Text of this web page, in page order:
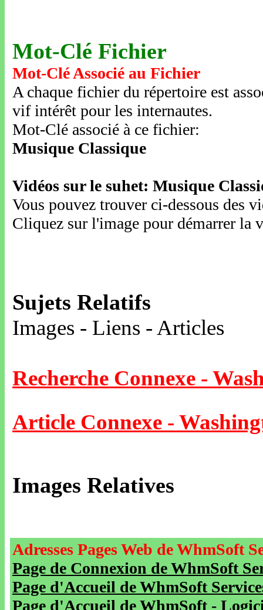
Mot-Clé Fichier
Mot-Clé Associé au Fichier
A chaque fichier du répertoire est
vif intérêt pour les internautes.
Mot-Clé associé à ce fichier:
Musique Classique
Vidéos sur le suhet: Musique
Vous pouvez trouver ci-dessous des
Cliquez sur l'image pour démarrer la
Sujets Relatifs
Images - Liens - Articles
Recherche Connexe -
Article Connexe -
Images Relatives
Adresses Pages Web de WhmSoft
Page de Connexion de WhmSoft
Page d'Accueil de WhmSoft
Page d'Accueil de WhmSoft -